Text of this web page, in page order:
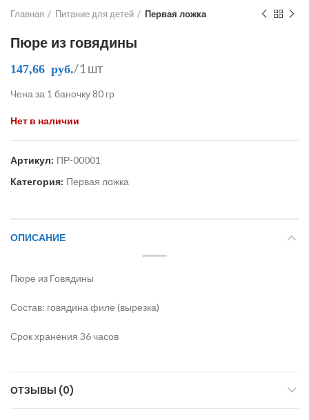
Главная Питание для детей Первая ложка
Пюре из говядины
147,66 руб. /1 шт
Чена за 1 баночку 80 гр
Нет в наличии
Артикул: ПР-00001
Категория: Первая ложка
ОПИСАНИЕ
Пюре из Говядины
Состав: говядина филе (вырезка)
Срок хранения 36 часов
ОТЗЫВЫ (0)